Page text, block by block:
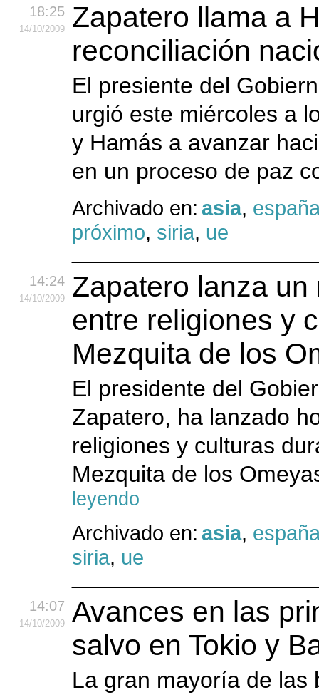
18:25
14/10/2009
Zapatero llama a
reconciliación
El presiente del
urgió este miércoles a
y Hamás a avanzar
en un proceso de paz
Archivado en: asia,
próximo, siria, ue
14:24
14/10/2009
Zapatero lanza
entre religiones y
Mezquita de los
El presidente del
Zapatero, ha lanzado
religiones y culturas
Mezquita de los
leyendo
Archivado en: asia,
siria, ue
14:07
14/10/2009
Avances en las
salvo en Tokio y
La gran mayoría de las